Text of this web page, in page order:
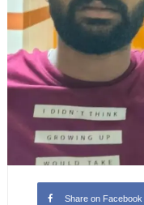
Share on Facebook